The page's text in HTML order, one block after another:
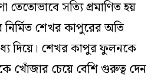
তেতোভাবে সত্যি প্রমাণিত হয়
নির্মিত শেখর কাপুরের অতি
দিয়ে। শেখর কাপুর ফুলনকে
খোঁজার চেয়ে বেশি গুরুত্ব দেন